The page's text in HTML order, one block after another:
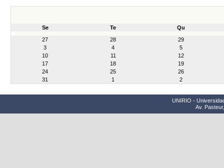
Se Te
Qu
27
28
29
3
4
5
10
11
12
17
18
19
24
25
26
31
1 2
UNIRIO -
Av.